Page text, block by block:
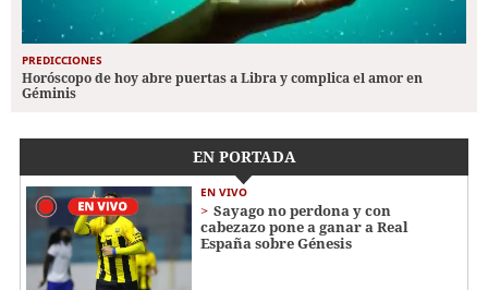
PREDICCIONES
Horóscopo de hoy abre puertas a Libra y complica el amor en
Géminis
EN PORTADA
EN VIVO
Sayago no perdona y con
cabezazo pone a ganar a Real
España sobre Génesis